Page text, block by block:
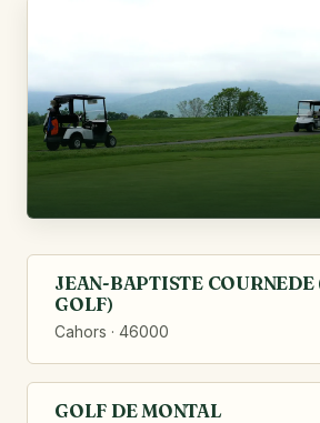
JEAN-BAPTISTE COURNEDE
GOLF)
Cahors · 46000
GOLF DE MONTAL